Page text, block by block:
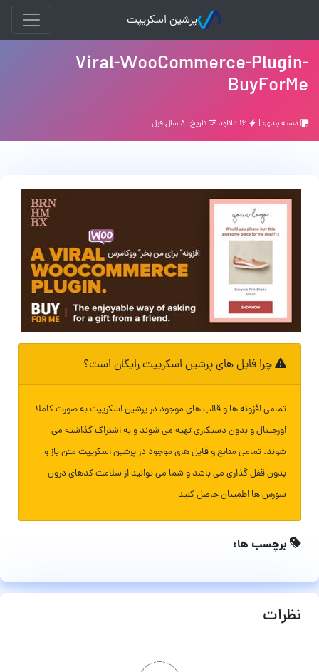
پرشین اسکریپت
Viral-WooCommerce-Plugin-
BuyForMe
دسته بندی: | تاریخ: ۸ سال قبل
چرا فایل های پرشین اسکریپت رایگان است؟
تمامی افزونه ها و قالب های موجود در پرشین اسکریپت به صورت کاملا
اورجینال و بدون دستکاری تهیه می شوند و به اشتراک گذاشته می
شوند. تمامی منابع و فایل های موجود در پرشین اسکریپت متن باز و
بدون قفل گذاری می باشد و شما می توانید از سلامت کدهای درون
سورس ها اطمینان حاصل کنید
برچسب ها:
نظرات